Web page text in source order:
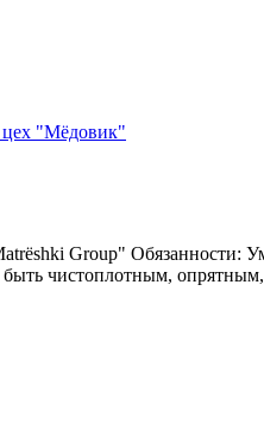
цех "Мёдовик"
Group" Обязанности:
чистоплотным,